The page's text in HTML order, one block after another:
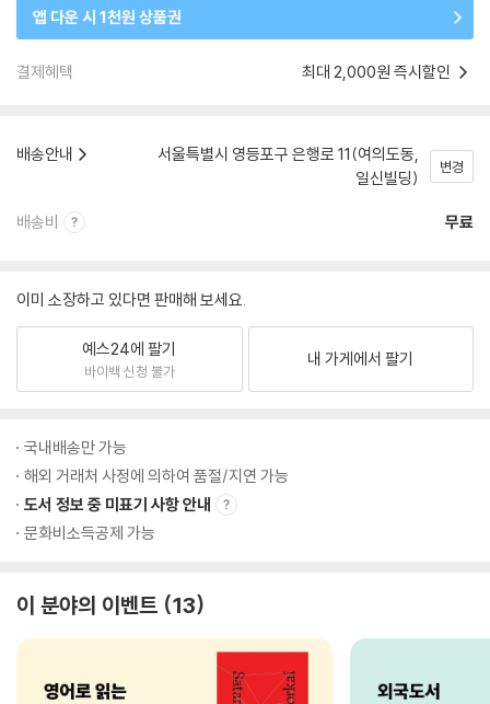
앱 다운 시 1천원 상품권
결제혜택 최대 2,000원 즉시할인
배송안내
서울특별시 영등포구 은행로 11(여의도동,
일신빌딩)
변경
배송비 무료
이미 소장하고 있다면 판매해 보세요.
예스24에 팔기
바이백 신청 불가
내 가게에서 팔기
국내배송만 가능
해외 거래처 사정에 의하여 품절/지연 가능
도서 정보 중 미표기 사항 안내
문화비소득공제 가능
이 분야의 이벤트 13